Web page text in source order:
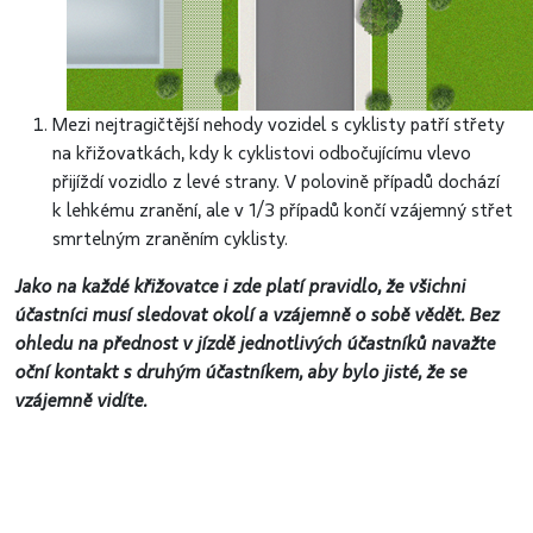
Mezi nejtragičtější nehody vozidel s cyklisty patří střety
na křižovatkách, kdy k cyklistovi odbočujícímu vlevo
přijíždí vozidlo z levé strany. V polovině případů dochází
k lehkému zranění, ale v 1/3 případů končí vzájemný střet
smrtelným zraněním cyklisty.
Jako na každé křižovatce i zde platí pravidlo, že všichni
účastníci musí sledovat okolí a vzájemně o sobě vědět. Bez
ohledu na přednost v jízdě jednotlivých účastníků navažte
oční kontakt s druhým účastníkem, aby bylo jisté, že se
vzájemně vidíte.